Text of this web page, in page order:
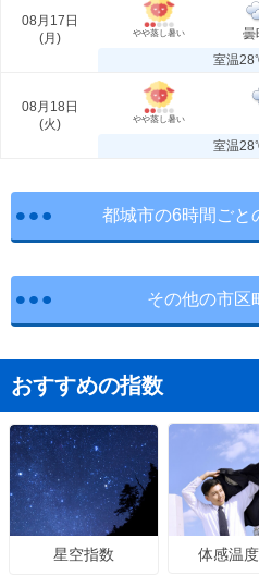
08月17日
(月 ) やや蒸し暑い 曇
室温
08月18日
(火) やや蒸し暑い
室温
都城市の6時間ごと
その他の市区
おすすめの指数
星空指数 体感温